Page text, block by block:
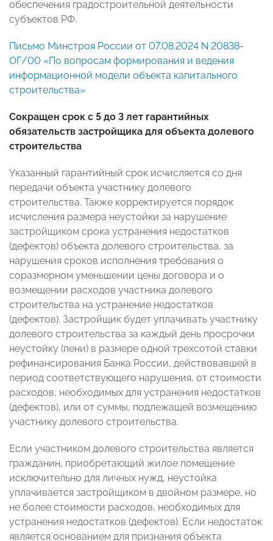
обеспечения градостроительной деятельности
субъектов РФ.
Письмо Минстроя России от 07.08.2024 N 20838-
ОГ/00 «По вопросам формирования и ведения
информационной модели объекта капитального
строительства»
Сокращен срок с 5 до 3 лет гарантийных
обязательств застройщика для объекта долевого
строительства
Указанный гарантийный срок исчисляется со дня
передачи объекта участнику долевого
строительства. Также корректируется порядок
исчисления размера неустойки за нарушение
застройщиком срока устранения недостатков
(дефектов) объекта долевого строительства, за
нарушения сроков исполнения требования о
соразмерном уменьшении цены договора и о
возмещении расходов участника долевого
строительства на устранение недостатков
(дефектов). Застройщик будет уплачивать участнику
долевого строительства за каждый день просрочки
неустойку (пени) в размере одной трехсотой ставки
рефинансирования Банка России, действовавшей в
период соответствующего нарушения, от стоимости
расходов, необходимых для устранения недостатков
(дефектов), или от суммы, подлежащей возмещению
участнику долевого строительства.
Если участником долевого строительства является
гражданин, приобретающий жилое помещение
исключительно для личных нужд, неустойка
уплачивается застройщиком в двойном размере, но
не более стоимости расходов, необходимых для
устранения недостатков (дефектов). Если недостаток
является основанием для признания объекта